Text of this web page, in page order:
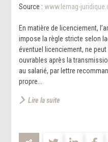
Source : www.lemag-
En matière de licenciement,
impose la règle stricte selon
éventuel licenciement, ne
ouvrables après la
au salarié, par lettre
propre...
Lire la suite